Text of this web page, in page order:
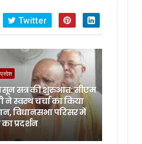
Twitter
सत्र की शुरुआत: सीएम
ने स्वस्थ चर्चा का किया
विधानसभा परिसर में
प्रदर्शन